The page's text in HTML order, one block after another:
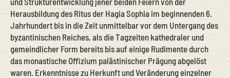
Herausbildung des Ritus der Hagia Sophia im beginnenden 6.
Jahrhundert bis in die Zeit unmittelbar vor dem Untergang des
byzantinischen Reiches, als die Tagzeiten kathedraler und
gemeindlicher Form bereits bis auf einige Rudimente durch
das monastische Offizium palästinischer Prägung abgelöst
waren. Erkenntnisse zu Herkunft und Veränderung einzelner